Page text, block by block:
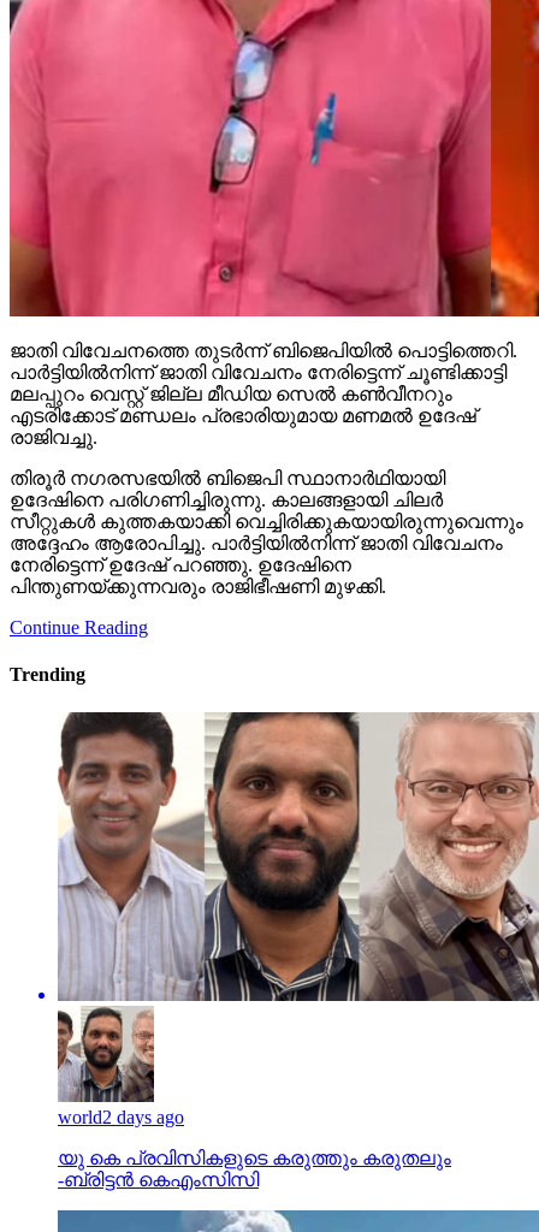
ജാതി വിവേചനത്തെ തുടര്‍ന്ന് ബിജെപിയില്‍ പൊട്ടിത്തെറി.
പാര്‍ട്ടിയില്‍നിന്ന് ജാതി വിവേചനം നേരിട്ടെന്ന് ചൂണ്ടിക്കാട്ടി
മലപ്പുറം വെസ്റ്റ് ജില്ല മീഡിയ സെല്‍ കണ്‍വീനറും
എടരിക്കോട് മണ്ഡലം പ്രഭാരിയുമായ മണമല്‍ ഉദേഷ്
രാജിവച്ചു.
തിരൂര്‍ നഗരസഭയില്‍ ബിജെപി സ്ഥാനാര്‍ഥിയായി
ഉദേഷിനെ പരിഗണിച്ചിരുന്നു. കാലങ്ങളായി ചിലര്‍
സീറ്റുകള്‍ കുത്തകയാക്കി വെച്ചിരിക്കുകയായിരുന്നുവെന്നും
അദ്ദേഹം ആരോപിച്ചു. പാര്‍ട്ടിയില്‍നിന്ന് ജാതി വിവേചനം
നേരിട്ടെന്ന് ഉദേഷ് പറഞ്ഞു. ഉദേഷിനെ
പിന്തുണയ്ക്കുന്നവരും രാജിഭീഷണി മുഴക്കി.
Continue Reading
Trending
world2 days ago
യു കെ പ്രവിസികളുടെ കരുത്തും കരുതലും
-ബ്രിട്ടൻ കെഎംസിസി